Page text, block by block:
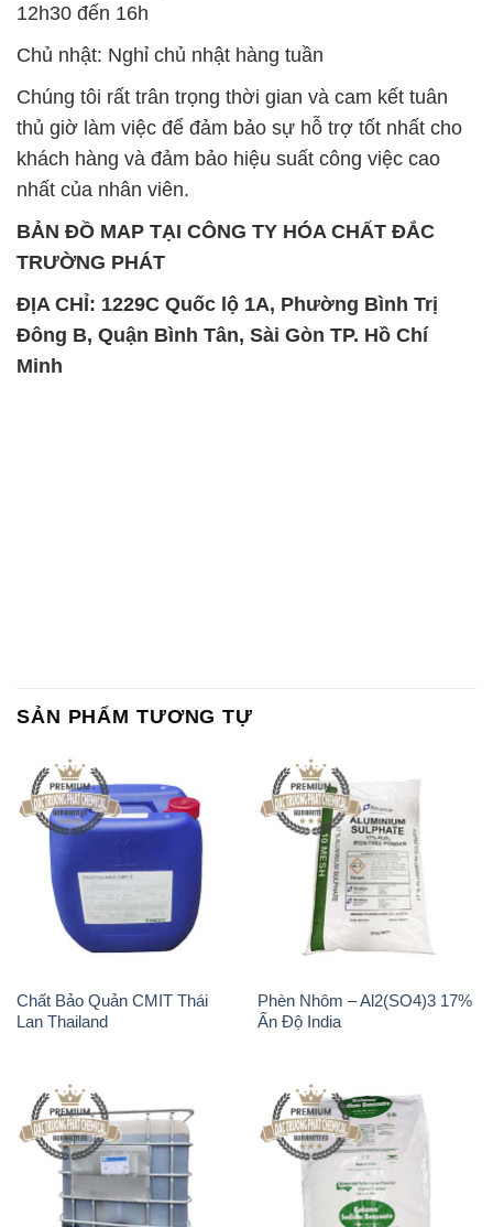
12h30 đến 16h
Chủ nhật: Nghỉ chủ nhật hàng tuần
Chúng tôi rất trân trọng thời gian và cam kết tuân
thủ giờ làm việc để đảm bảo sự hỗ trợ tốt nhất cho
khách hàng và đảm bảo hiệu suất công việc cao
nhất của nhân viên.
BẢN ĐỒ MAP TẠI CÔNG TY HÓA CHẤT ĐẮC
TRƯỜNG PHÁT
ĐỊA CHỈ: 1229C Quốc lộ 1A, Phường Bình Trị
Đông B, Quận Bình Tân, Sài Gòn TP. Hồ Chí
Minh
SẢN PHẨM TƯƠNG TỰ
Chất Bảo Quản CMIT Thái
Lan Thailand
Phèn Nhôm – Al2(SO4)3 17%
Ấn Độ India